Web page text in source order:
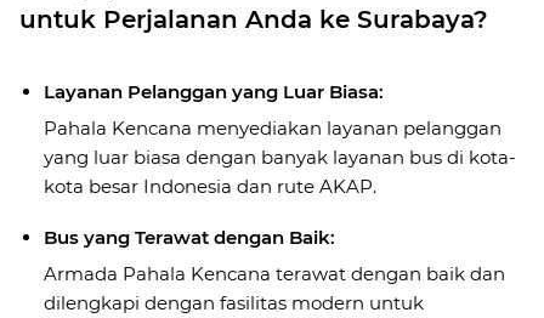
untuk Perjalanan Anda ke Surabaya?
Layanan Pelanggan yang Luar Biasa:
Pahala Kencana menyediakan layanan pelanggan
yang luar biasa dengan banyak layanan bus di kota-
kota besar Indonesia dan rute AKAP.
Bus yang Terawat dengan Baik:
Armada Pahala Kencana terawat dengan baik dan
dilengkapi dengan fasilitas modern untuk